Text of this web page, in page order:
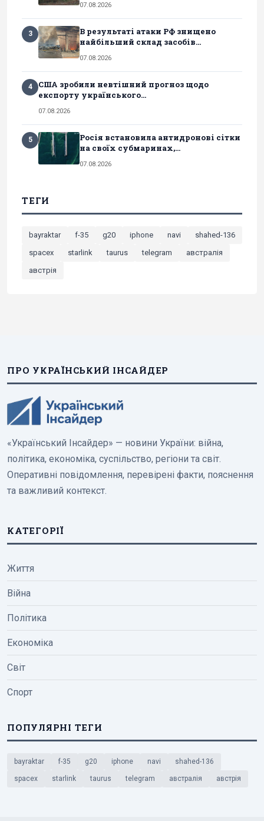
07.08.2026
3
В результаті атаки РФ знищено
найбільший склад засобів...
07.08.2026
4
США зробили невтішний прогноз щодо
експорту українського...
07.08.2026
5
Росія встановила антидронові сітки
на своїх субмаринах,...
07.08.2026
ТЕГИ
bayraktar f-35 g20 iphone navi
shahed-136
spacex
starlink taurus telegram
австралія
австрія
ПРО УКРАЇНСЬКИЙ ІНСАЙДЕР
«Український Інсайдер» — новини України: війна,
політика, економіка, суспільство, регіони та світ.
Оперативні повідомлення, перевірені факти, пояснення
та важливий контекст.
КАТЕГОРІЇ
Життя
Війна
Політика
Економіка
Світ
Спорт
ПОПУЛЯРНІ ТЕГИ
bayraktar f-35 g20 iphone navi shahed-136
spacex starlink taurus telegram австралія австрія